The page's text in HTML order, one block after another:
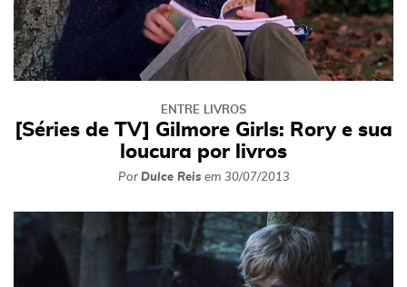
ENTRE LIVROS
[Séries de TV] Gilmore Girls: Rory e sua
loucura por livros
Por Dulce Reis em 30/07/2013